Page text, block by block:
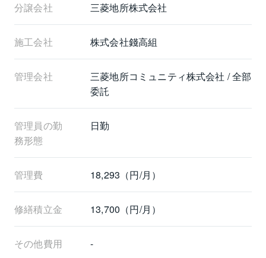
分譲会社 三菱地所株式会社
施工会社 株式会社錢高組
管理会社
三菱地所コミュニティ株式会社 / 全部
委託
管理員の勤
務形態
日勤
管理費 18,293（円/月）
修繕積立金 13,700（円/月）
その他費用 -